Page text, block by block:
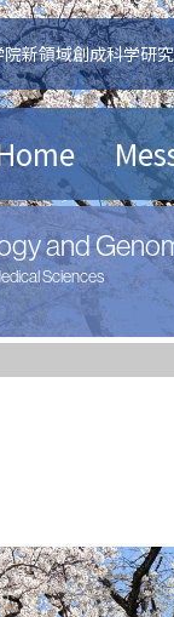
新領域創成科学研
and
Sciences